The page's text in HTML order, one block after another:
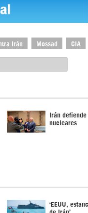
Irán Mossad CIA
Irán
nucleares
‘EEUU,
de Irán’